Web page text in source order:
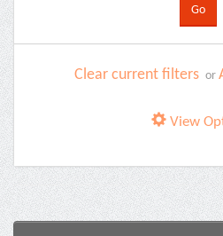
Clear current filters or
View